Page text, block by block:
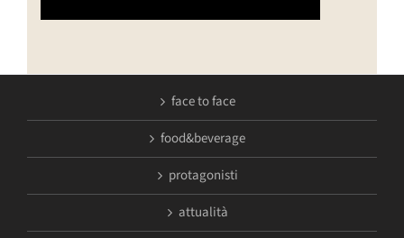
face to face
food&beverage
protagonisti
attualità